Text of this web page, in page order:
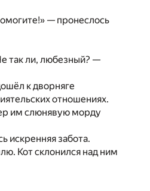
— пронеслось
так ли, любезный? —
к дворняге
отношениях.
им слюнявую морду
искренняя забота.
Кот склонился над ним